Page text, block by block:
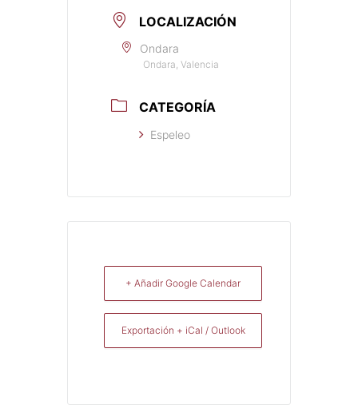
LOCALIZACIÓN
Ondara
Ondara, Valencia
CATEGORÍA
Espeleo
+ Añadir Google Calendar
Exportación + iCal / Outlook